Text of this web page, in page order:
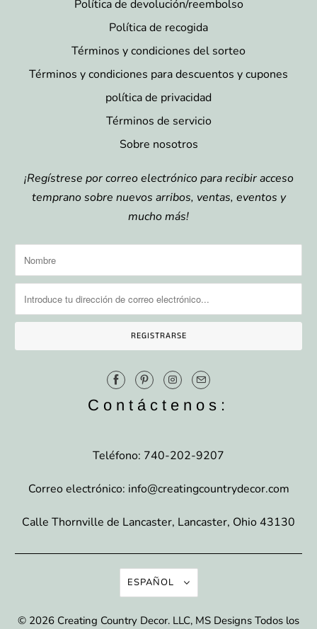
Política de devolución/reembolso
Política de recogida
Términos y condiciones del sorteo
Términos y condiciones para descuentos y cupones
política de privacidad
Términos de servicio
Sobre nosotros
¡Regístrese por correo electrónico para recibir acceso
temprano sobre nuevos arribos, ventas, eventos y
mucho más!
Contáctenos:
Teléfono: 740-202-9207
Correo electrónico: info@creatingcountrydecor.com
Calle Thornville de Lancaster, Lancaster, Ohio 43130
ESPAÑOL
© 2026 Creating Country Decor. LLC, MS Designs Todos los